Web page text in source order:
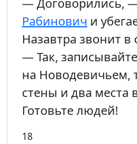
— Договорились,
Рабинович и
Назавтра звонит в
— Так,
на Новодевичьем,
стены и два места
Готовьте людей!
18